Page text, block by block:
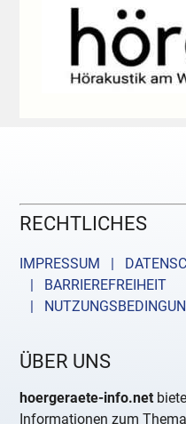
RECHTLICHES
IMPRESSUM |
| BARRIEREFREIHEIT
|
ÜBER UNS
hoergeraete-info.net
Informationen zum